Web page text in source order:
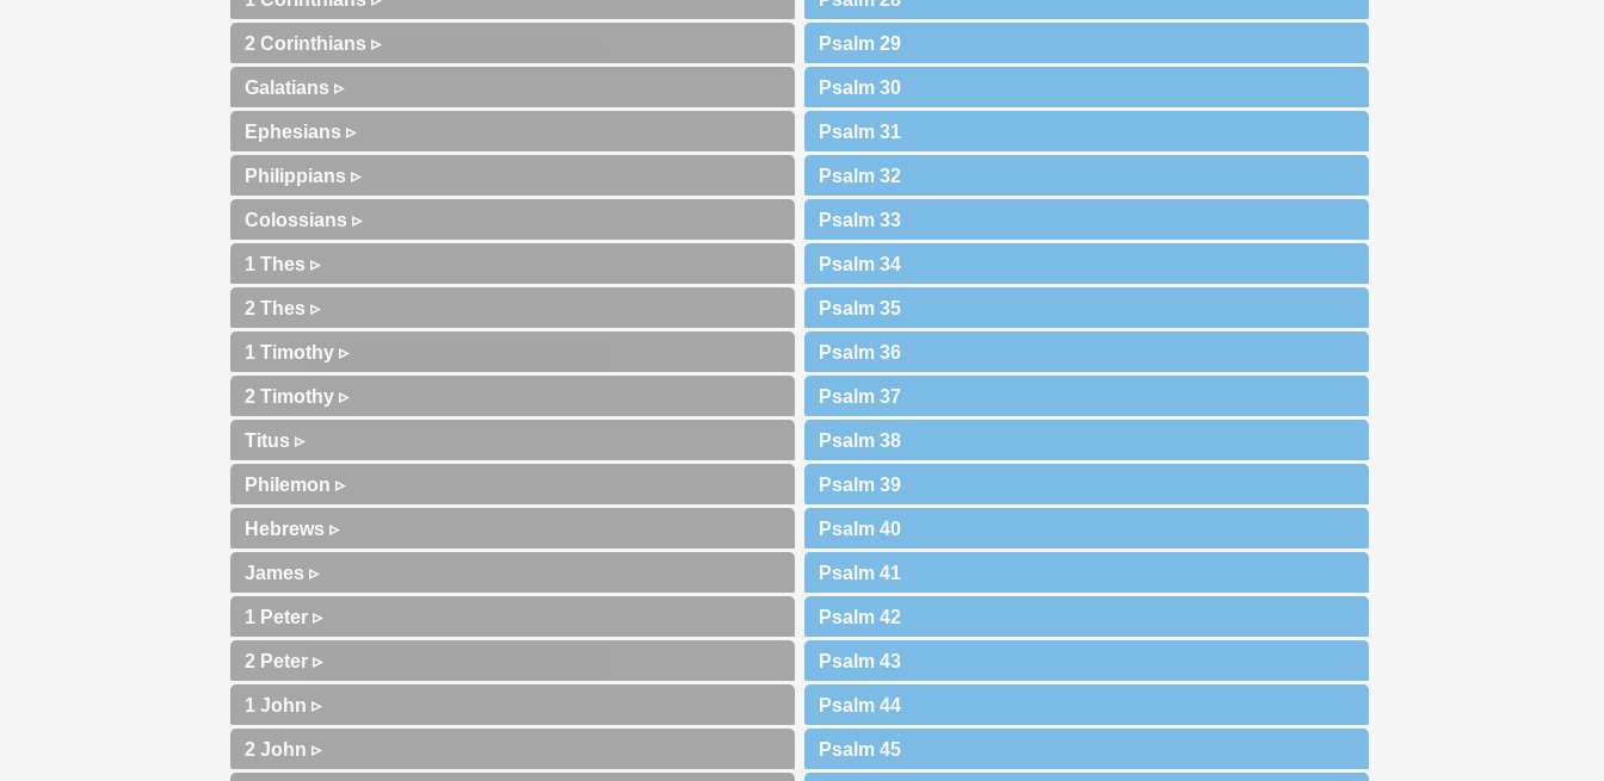
2 Corinthians ▹
Galatians ▹
Ephesians ▹
Philippians ▹
Colossians ▹
1 Thes ▹
2 Thes ▹
1 Timothy ▹
2 Timothy ▹
Titus ▹
Philemon ▹
Hebrews ▹
James ▹
1 Peter ▹
2 Peter ▹
1 John ▹
2 John ▹